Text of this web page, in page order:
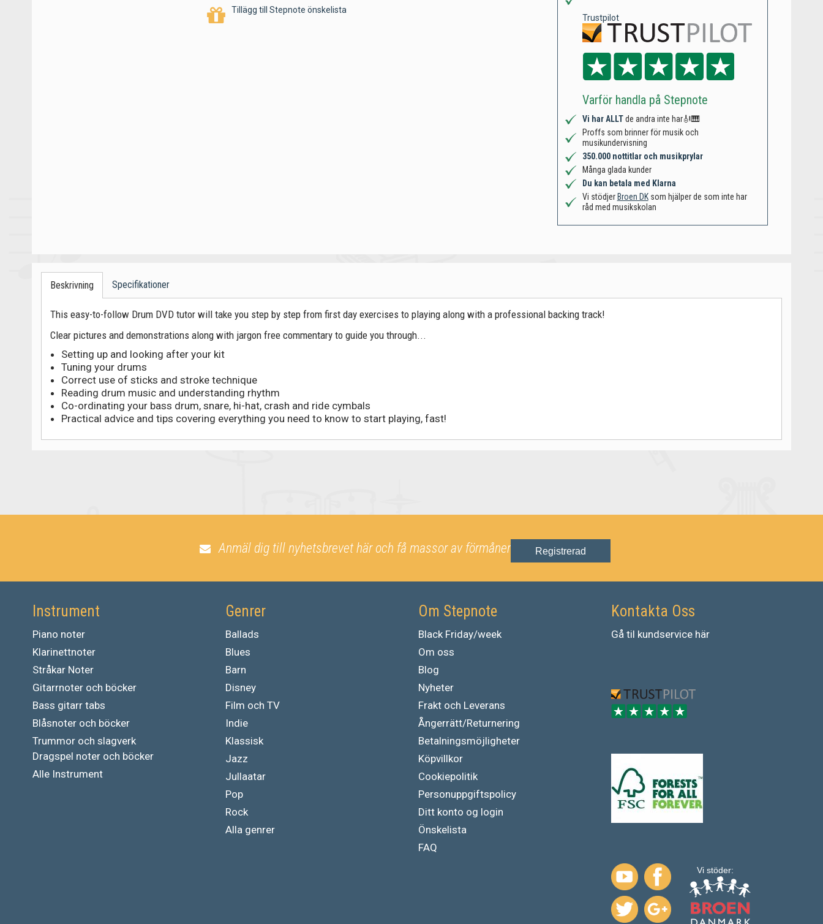
Tillägg till Stepnote önskelista
Trustpilot
Varför handla på Stepnote
Vi har ALLTde andra inte har🎻🎹
Proffs som brinner för musik och
musikundervisning
350.000 nottitlar och musikprylar
Många glada kunder
Du kan betala med Klarna
Vi stödjer Broen DKsom hjälper de som inte har
råd med musikskolan
Beskrivning Specifikationer
This easy-to-follow Drum DVD tutor will take you step by step from first day exercises to playing along with a professional backing track!
Clear pictures and demonstrations along with jargon free commentary to guide you through...
Setting up and looking after your kit
Tuning your drums
Correct use of sticks and stroke technique
Reading drum music and understanding rhythm
Co-ordinating your bass drum, snare, hi-hat, crash and ride cymbals
Practical advice and tips covering everything you need to know to start playing, fast!
Anmäl dig till nyhetsbrevet här och få massor av förmåner Registrerad
Instrument
Piano noter
Klarinettnoter
Stråkar Noter
Gitarrnoter och böcker
Bass gitarr tabs
Blåsnoter och böcker
Trummor och slagverk
Dragspel noter och böcker
Alle Instrument
Genrer
Ballads
Blues
Barn
Disney
Film och TV
Indie
Klassisk
Jazz
Jullaatar
Pop
Rock
Alla genrer
Om Stepnote
Black Friday/week
Om oss
Blog
Nyheter
Frakt och Leverans
Ångerrätt/Returnering
Betalningsmöjligheter
Köpvillkor
Cookiepolitik
Personuppgiftspolicy
Ditt konto og login
Önskelista
FAQ
Kontakta Oss
Gå til kundservice här
Vi stöder: